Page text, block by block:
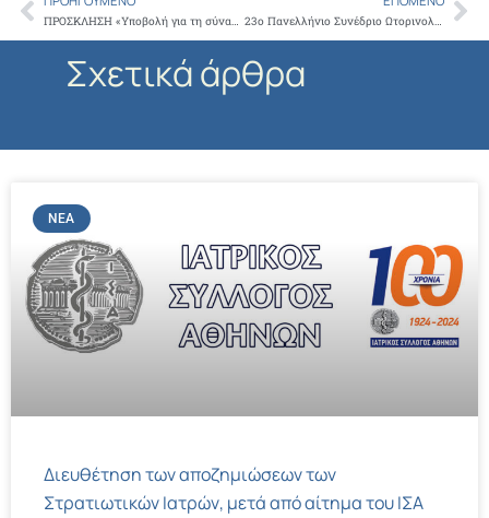
Prev ΠΡΟΣΚΛΗΣΗ «Υποβολή για τη σύναψη συνεργασίας με ιατρούς ιδιώτες ειδικοτήτων (ΚΑΡΔΙΟΛΟΓΟΥ, ΠΑΘΟΛΟΓΟΥ, ΓΑΣΤΡΕΝΤΕΡΟΛΟΓΟΥ, ΟΦΘΑΛΜΙΑΤΡΟΥ, ΑΝΑΙΣΘΗΣΙΟΛΟΓΟΥ, ΓΕΝΙΚΟΥ ΙΑΤΡΟΥ, ΓΕΝΙΚΟΥ ΧΕΙΡΟΥΡΓΟΥ) με ΑΠΥ για το ΓΝ Θήρας 23ο Πανελλήνιο Συνέδριο Ωτορινολαρυγγολογίας, Χειρουργικής Κεφαλής & Τραχήλου
Σχετικά άρθρα
ΝΈΑ
Διευθέτηση των αποζημιώσεων των
Στρατιωτικών Ιατρών, μετά από αίτημα του ΙΣΑ